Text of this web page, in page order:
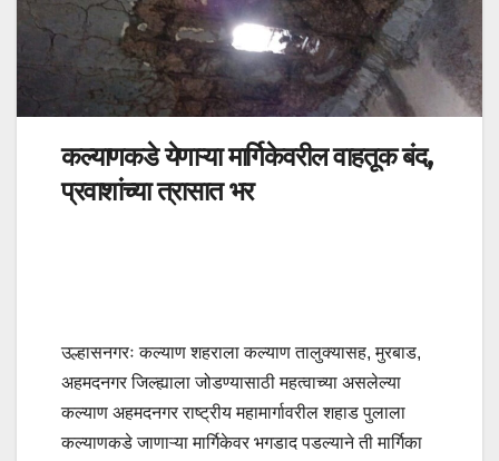
कल्याणकडे येणाऱ्या मार्गिकेवरील वाहतूक बंद,
प्रवाशांच्या त्रासात भर
उल्हासनगरः कल्याण शहराला कल्याण तालुक्यासह, मुरबाड,
अहमदनगर जिल्ह्याला जोडण्यासाठी महत्वाच्या असलेल्या
कल्याण अहमदनगर राष्ट्रीय महामार्गावरील शहाड पुलाला
कल्याणकडे जाणाऱ्या मार्गिकेवर भगडाद पडल्याने ती मार्गिका